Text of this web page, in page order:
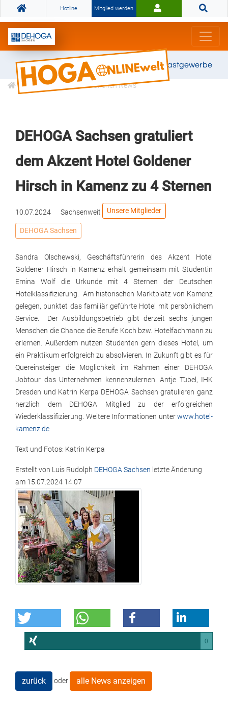
Hotline Mitglied werden
Gemeinsam stark für das Gastgewerbe
Informationen Branchen News
DEHOGA Sachsen gratuliert
dem Akzent Hotel Goldener
Hirsch in Kamenz zu 4 Sternen
10.07.2024 Sachsenweit Unsere Mitglieder
DEHOGA Sachsen
Sandra Olschewski, Geschäftsführerin des Akzent Hotel
Goldener Hirsch in Kamenz erhält gemeinsam mit Studentin
Emina Wolf die Urkunde mit 4 Sternen der Deutschen
Hotelklassifizierung. Am historischen Marktplatz von Kamenz
gelegen, punktet das familiär geführte Hotel mit persönlichem
Service. Der Ausbildungsbetrieb gibt derzeit sechs jungen
Menschen die Chance die Berufe Koch bzw. Hotelfachmann zu
erlernen. Außerdem nutzen Studenten gern dieses Hotel, um
ein Praktikum erfolgreich zu absolvieren. In Zukunft gibt es für
Quereinsteiger die Möglichkeit im Rahmen einer DEHOGA
Jobtour das Unternehmen kennenzulernen. Antje Tübel, IHK
Dresden und Katrin Kerpa DEHOGA Sachsen gratulieren ganz
herzlich dem DEHOGA Mitglied zu der erfolgreichen
Wiederklassifizierung. Weitere Informationen unterwww.hotel-
kamenz.de
Text und Fotos: Katrin Kerpa
Erstellt von Luis Rudolph DEHOGA Sachsen letzte Änderung
am 15.07.2024 14:07
0
zurück oder alle News anzeigen